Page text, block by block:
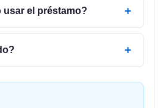
usar el préstamo? +
+